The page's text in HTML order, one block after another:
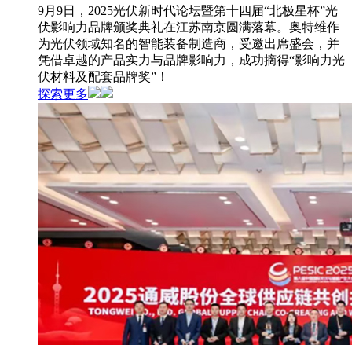
9月9日，2025光伏新时代论坛暨第十四届“北极星杯”光
伏影响力品牌颁奖典礼在江苏南京圆满落幕。奥特维作
为光伏领域知名的智能装备制造商，受邀出席盛会，并
凭借卓越的产品实力与品牌影响力，成功摘得“影响力光
伏材料及配套品牌奖”！
探索更多